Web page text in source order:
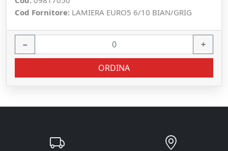
Cod Fornitore: LAMIERA EURO5 6/10 BIAN/GRIG
− +
ORDINA